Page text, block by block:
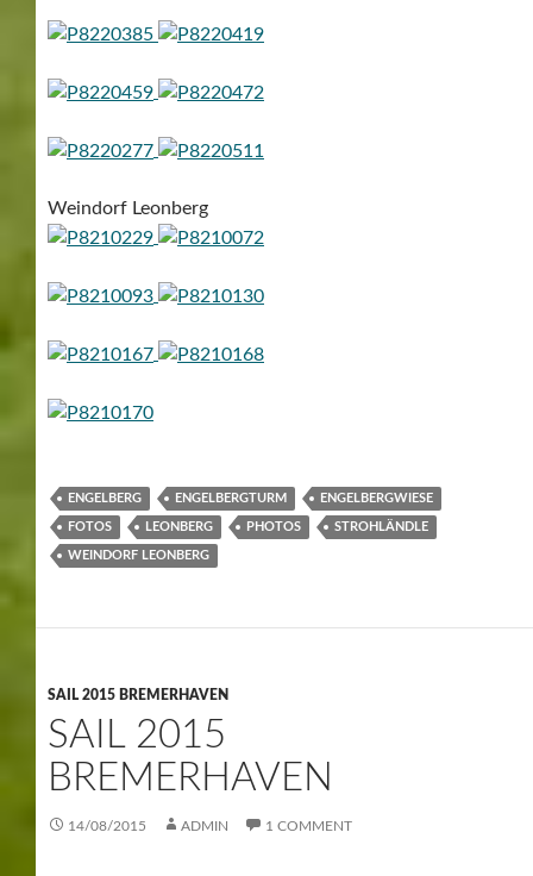
Weindorf Leonberg
ENGELBERG ENGELBERGTURM ENGELBERGWIESE
FOTOS LEONBERG PHOTOS STROHLÄNDLE
WEINDORF LEONBERG
SAIL 2015 BREMERHAVEN
SAIL 2015
BREMERHAVEN
14/08/2015 ADMIN 1 COMMENT